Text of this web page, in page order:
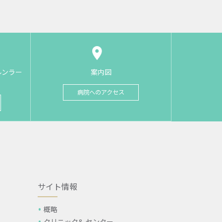
ラー 案内図
病院へのアクセス
サイト情報
概略